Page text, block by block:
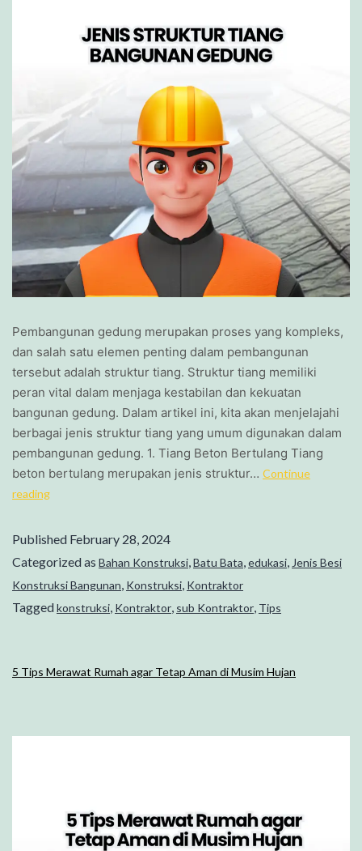
Pembangunan gedung merupakan proses yang kompleks,
dan salah satu elemen penting dalam pembangunan
tersebut adalah struktur tiang. Struktur tiang memiliki
peran vital dalam menjaga kestabilan dan kekuatan
bangunan gedung. Dalam artikel ini, kita akan menjelajahi
berbagai jenis struktur tiang yang umum digunakan dalam
pembangunan gedung. 1. Tiang Beton Bertulang Tiang
beton bertulang merupakan jenis struktur… Continue
reading
Published February 28, 2024
Categorized as Bahan Konstruksi,Batu Bata,edukasi, Jenis Besi
Konstruksi Bangunan, Konstruksi, Kontraktor
Taggedkonstruksi, Kontraktor, sub Kontraktor, Tips
5 Tips Merawat Rumah agar Tetap Aman di Musim Hujan